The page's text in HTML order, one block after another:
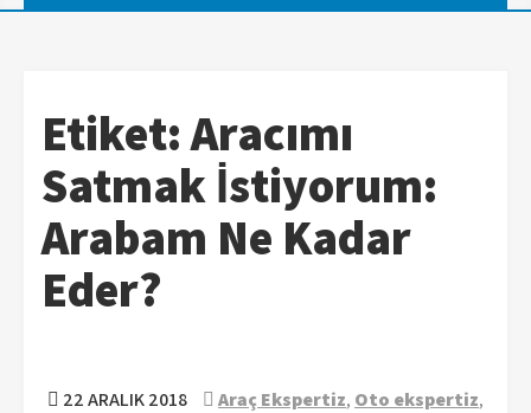
Etiket:Aracımı
Satmak İstiyorum:
Arabam Ne Kadar
Eder?
22 ARALIK 2018 Araç Ekspertiz, Oto ekspertiz,